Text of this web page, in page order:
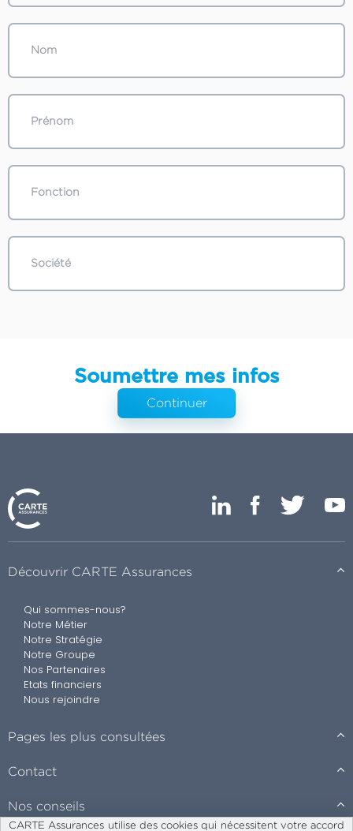
Soumettre mes infos
Continuer
Découvrir CARTE Assurances
Qui sommes-nous?
Notre Métier
Notre Stratégie
Notre Groupe
Nos Partenaires
Etats financiers
Nous rejoindre
Pages les plus consultées
Contact
Nos conseils
CARTE Assurances utilise des cookies qui nécessitent votre accord